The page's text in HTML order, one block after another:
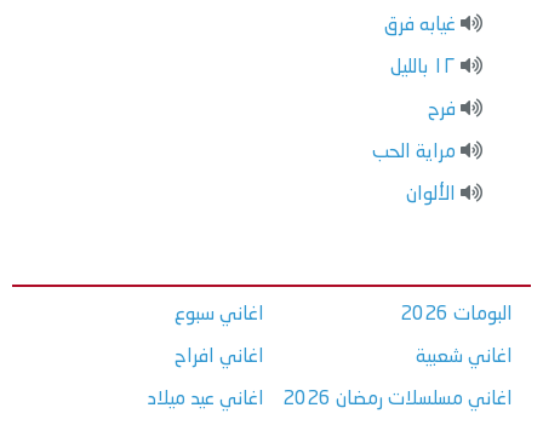
غيابه فرق
١٢ بالليل
فرح
مراية الحب
الألوان
البومات 2026
اغاني شعبية
اغاني مسلسلات رمضان 2026
اغاني سبوع
اغاني افراح
اغاني عيد ميلاد